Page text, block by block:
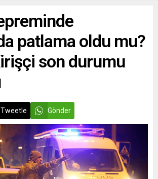
patlama oldu mu?
son durumu
Tweetle Gönder